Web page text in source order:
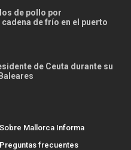
de pollo por
de frío en el puerto
de Ceuta durante su
Sobre Mallorca Informa
Preguntas frecuentes